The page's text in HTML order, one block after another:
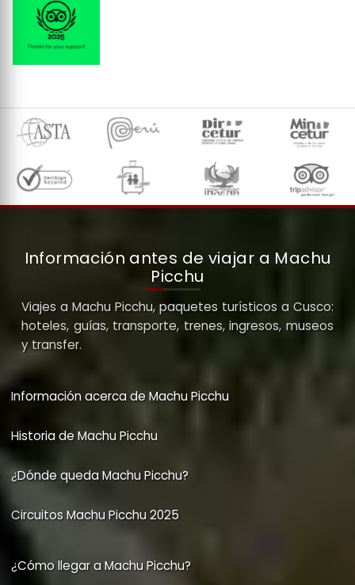
Información antes de viajar a Machu
Picchu
Viajes a Machu Picchu, paquetes turísticos a Cusco:
hoteles, guías, transporte, trenes, ingresos, museos
y transfer.
Información acerca de Machu Picchu
Historia de Machu Picchu
¿Dónde queda Machu Picchu?
Circuitos Machu Picchu 2025
¿Cómo llegar a Machu Picchu?